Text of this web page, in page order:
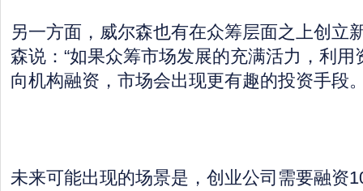
另一方面，威尔森也有在众筹层面之上创立
森说：“如果众筹市场发展的充满活力，利
向机构融资，市场会出现更有趣的投资手段
未来可能出现的场景是，创业公司需要融资